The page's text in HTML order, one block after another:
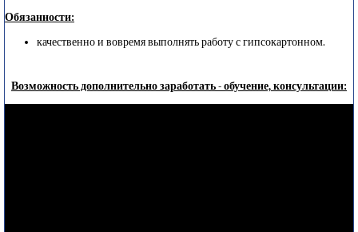
Обязанности:
качественно и вовремя выполнять работу с гипсокартонном.
Возможность дополнительно заработать - обучение, консультации: